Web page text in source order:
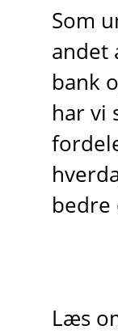
Som
andet
bank
har vi
bedre
Læs